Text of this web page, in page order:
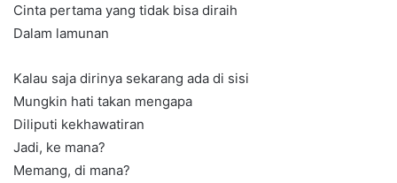
Cinta pertama yang tidak bisa diraih
Dalam lamunan
Kalau saja dirinya sekarang ada di sisi
Mungkin hati takan mengapa
Diliputi kekhawatiran
Jadi, ke mana?
Memang, di mana?